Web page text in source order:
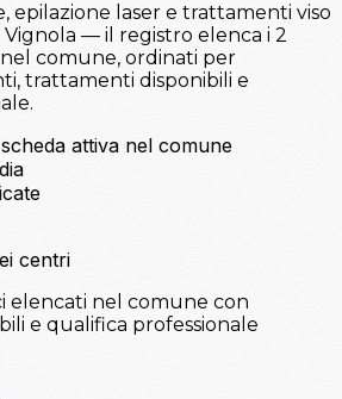
epilazione laser e trattamenti viso
— il registro elenca i 2
comune, ordinati per
trattamenti disponibili e
attiva nel comune
centri
elencati nel comune con
e qualifica professionale